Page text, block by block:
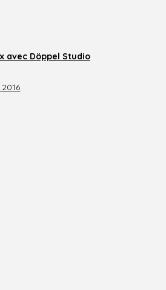
avec Döppel Studio